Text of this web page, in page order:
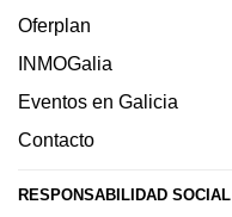
Oferplan
INMOGalia
Eventos en Galicia
Contacto
RESPONSABILIDAD SOCIAL